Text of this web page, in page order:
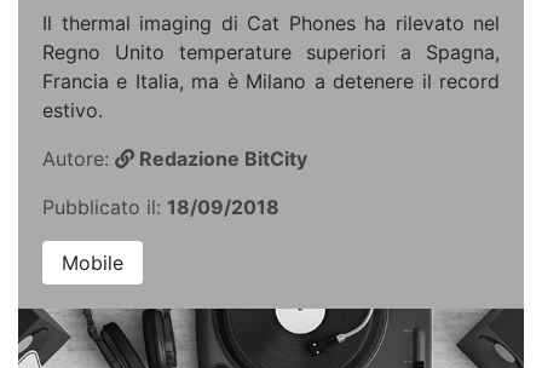
Il thermal imaging di Cat Phones ha rilevato nel
Regno Unito temperature superiori a Spagna,
Francia e Italia, ma è Milano a detenere il record
estivo.
Autore:
Redazione BitCity
Pubblicato il: 18/09/2018
Mobile